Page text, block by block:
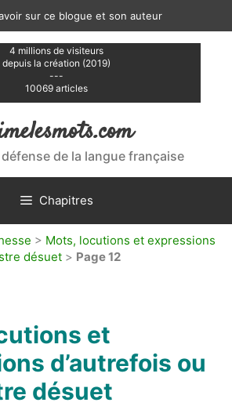
sur ce blogue et son auteur
4 millions de visiteurs
depuis la création (2019)
---
10069 articles
de la langue française
Chapitres
> Mots, locutions et expressions
désuet > Page 12
et
d’autrefois ou
désuet